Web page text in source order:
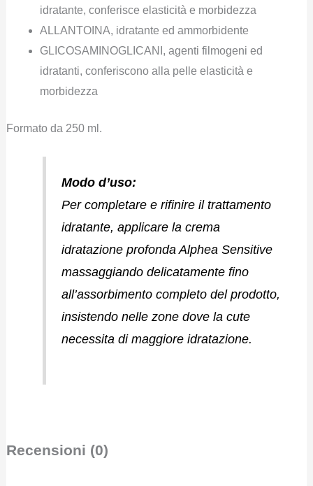
idratante, conferisce elasticità e morbidezza
ALLANTOINA, idratante ed ammorbidente
GLICOSAMINOGLICANI, agenti filmogeni ed
idratanti, conferiscono alla pelle elasticità e
morbidezza
Formato da 250 ml.
Modo d’uso:
Per completare e rifinire il trattamento
idratante, applicare la crema
idratazione profonda Alphea Sensitive
massaggiando delicatamente fino
all’assorbimento completo del prodotto,
insistendo nelle zone dove la cute
necessita di maggiore idratazione.
Recensioni (0)